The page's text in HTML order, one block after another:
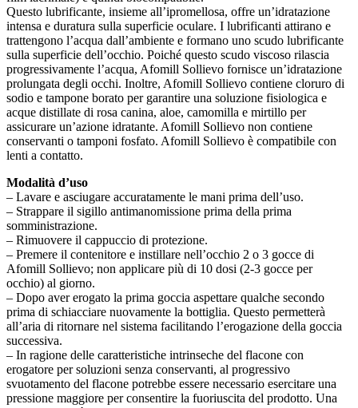
Questo lubrificante, insieme all’ipromellosa, offre un’idratazione
intensa e duratura sulla superficie oculare. I lubrificanti attirano e
trattengono l’acqua dall’ambiente e formano uno scudo lubrificante
sulla superficie dell’occhio. Poiché questo scudo viscoso rilascia
progressivamente l’acqua, Afomill Sollievo fornisce un’idratazione
prolungata degli occhi. Inoltre, Afomill Sollievo contiene cloruro di
sodio e tampone borato per garantire una soluzione fisiologica e
acque distillate di rosa canina, aloe, camomilla e mirtillo per
assicurare un’azione idratante. Afomill Sollievo non contiene
conservanti o tamponi fosfato. Afomill Sollievo è compatibile con
lenti a contatto.
Modalità d’uso
– Lavare e asciugare accuratamente le mani prima dell’uso.
– Strappare il sigillo antimanomissione prima della prima
somministrazione.
– Rimuovere il cappuccio di protezione.
– Premere il contenitore e instillare nell’occhio 2 o 3 gocce di
Afomill Sollievo; non applicare più di 10 dosi (2-3 gocce per
occhio) al giorno.
– Dopo aver erogato la prima goccia aspettare qualche secondo
prima di schiacciare nuovamente la bottiglia. Questo permetterà
all’aria di ritornare nel sistema facilitando l’erogazione della goccia
successiva.
– In ragione delle caratteristiche intrinseche del flacone con
erogatore per soluzioni senza conservanti, al progressivo
svuotamento del flacone potrebbe essere necessario esercitare una
pressione maggiore per consentire la fuoriuscita del prodotto. Una